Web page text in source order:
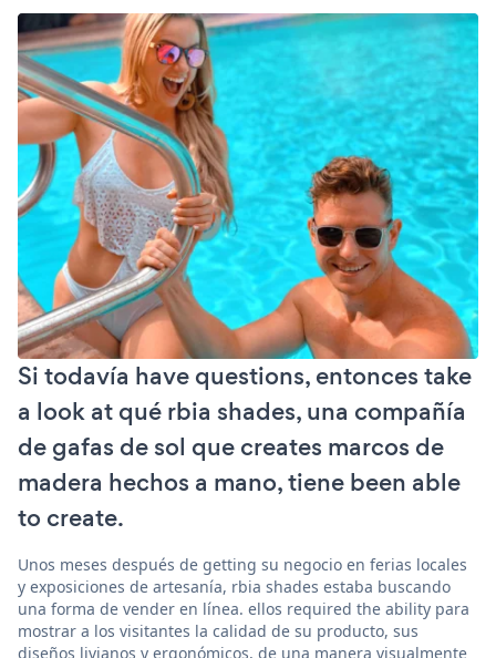
Si todavía have questions, entonces take
a look at qué rbia shades, una compañía
de gafas de sol que creates marcos de
madera hechos a mano, tiene been able
to create.
Unos meses después de getting su negocio en ferias locales
y exposiciones de artesanía, rbia shades estaba buscando
una forma de vender en línea. ellos required the ability para
mostrar a los visitantes la calidad de su producto, sus
diseños livianos y ergonómicos, de una manera visualmente